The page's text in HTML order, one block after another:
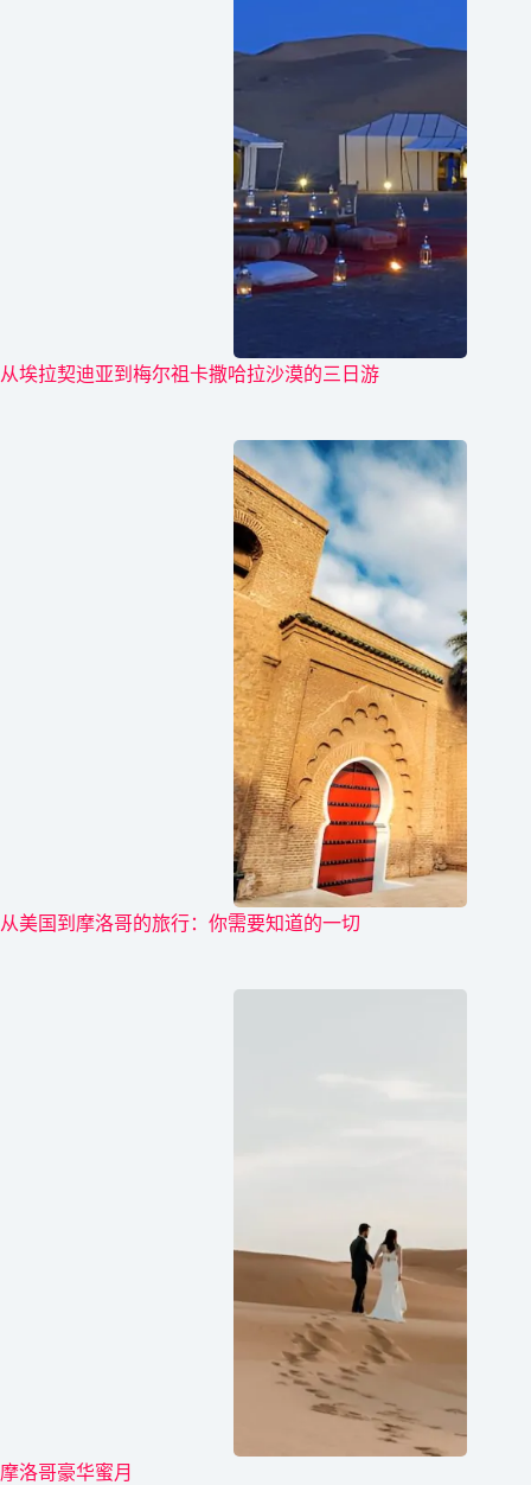
从埃拉契迪亚到梅尔祖卡撒哈拉沙漠的三日游
从美国到摩洛哥的旅行：你需要知道的一切
摩洛哥豪华蜜月